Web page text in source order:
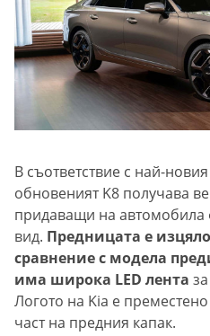
В съответствие с най-
обновеният K8 получава
придаващи на автомобила
вид. Предницата е
сравнение с модела
има широка LED лента
Логото на Kia е
част на предния капак.